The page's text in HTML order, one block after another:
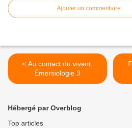
Ajouter un commentaire
< Au contact du vivant.
Émersiologie 3
Hébergé par Overblog
Top articles